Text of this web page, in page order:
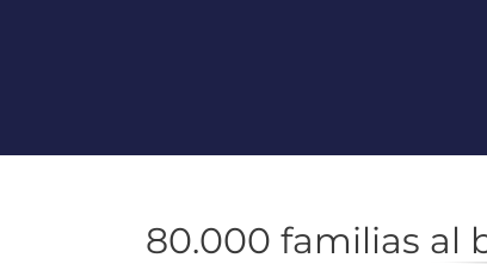
80.000 familias al